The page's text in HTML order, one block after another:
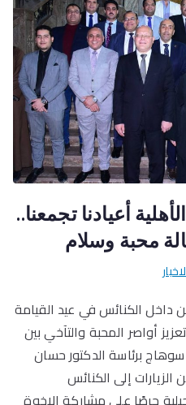
أعيادنا تجمعنا..
محبة وسلام
داخل الكنائس في عيد القيامة
أواصر المحبة والتآخي بين
برئاسة الدكتور حسان
إلى الكنائس